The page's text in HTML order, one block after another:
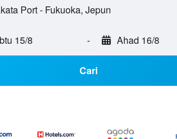
15/8 - Ahad 16/8
Cari